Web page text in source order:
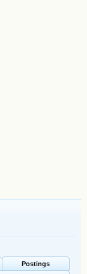
Postings